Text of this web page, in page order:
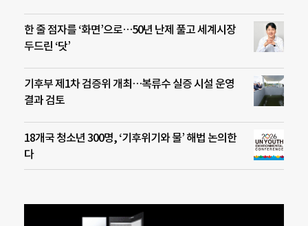
한 줄 점자를 ‘화면’으로…50년 난제 풀고 세계시장
두드린 ‘닷’
기후부 제1차 검증위 개최…복류수 실증 시설 운영
결과 검토
18개국 청소년 300명, ‘기후위기와 물’ 해법 논의한
다